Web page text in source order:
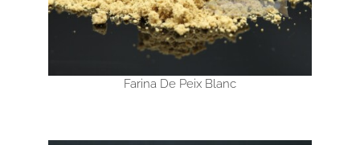
Farina De Peix Blanc